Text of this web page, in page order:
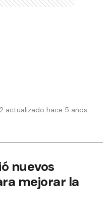
actualizado hace 5 años
nuevos
mejorar la